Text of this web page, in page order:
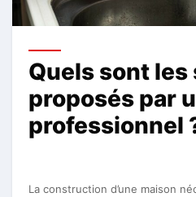
Quels sont
proposés par
professionnel
La construction d’une maison